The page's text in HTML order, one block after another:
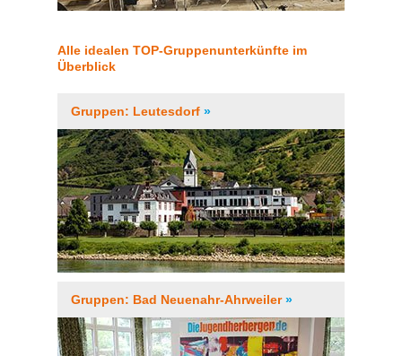
Alle idealen TOP-Gruppenunterkünfte im
Überblick
Gruppen: Leutesdorf »
Gruppen: Bad Neuenahr-Ahrweiler»